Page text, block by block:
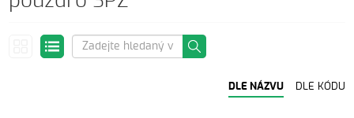
DLE NÁZVU DLE KÓDU